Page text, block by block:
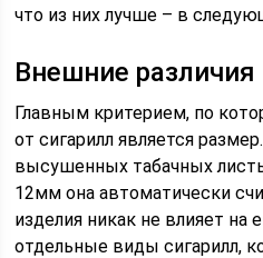
что из них лучше – в
Внешние различия
Главным критерием, по
от сигарилл является
высушенных табачных
12мм она автоматически
изделия никак не влияет на
отдельные виды сигарилл,